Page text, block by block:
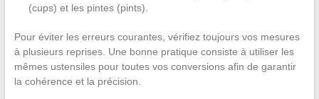
(cups) et les pintes (pints).
Pour éviter les erreurs courantes, vérifiez toujours vos mesures
à plusieurs reprises. Une bonne pratique consiste à utiliser les
mêmes ustensiles pour toutes vos conversions afin de garantir
la cohérence et la précision.